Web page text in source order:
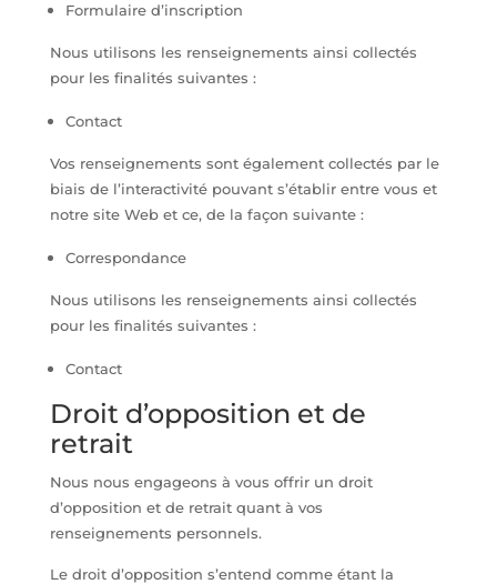
Formulaire d’inscription
Nous utilisons les renseignements ainsi collectés
pour les finalités suivantes :
Contact
Vos renseignements sont également collectés par le
biais de l’interactivité pouvant s’établir entre vous et
notre site Web et ce, de la façon suivante :
Correspondance
Nous utilisons les renseignements ainsi collectés
pour les finalités suivantes :
Contact
Droit d’opposition et de
retrait
Nous nous engageons à vous offrir un droit
d’opposition et de retrait quant à vos
renseignements personnels.
Le droit d’opposition s’entend comme étant la